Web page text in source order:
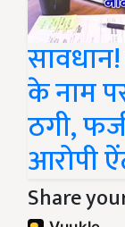
के नाम
ठगी,
आरोपी
Share